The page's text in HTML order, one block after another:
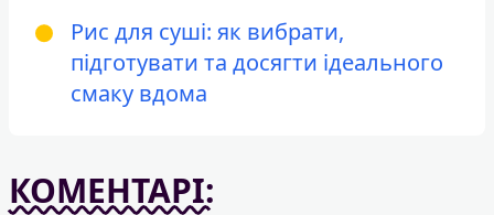
Рис для суші: як вибрати,
підготувати та досягти ідеального
смаку вдома
КОМЕНТАРІ: